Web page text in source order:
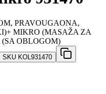
PRAVOUGAONA,
MIKRO (MASAŽA ZA
OBLOGOM)
SKU KOL931470